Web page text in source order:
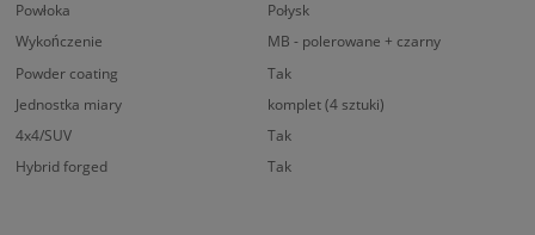
Powłoka
Połysk
Wykończenie
MB - polerowane + czarny
Powder coating
Tak
Jednostka miary
komplet (4 sztuki)
4x4/SUV
Tak
Hybrid forged
Tak